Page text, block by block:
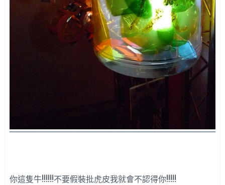
你這隻牛!!!!!!不要假裝批虎皮我就會不認得你!!!!!